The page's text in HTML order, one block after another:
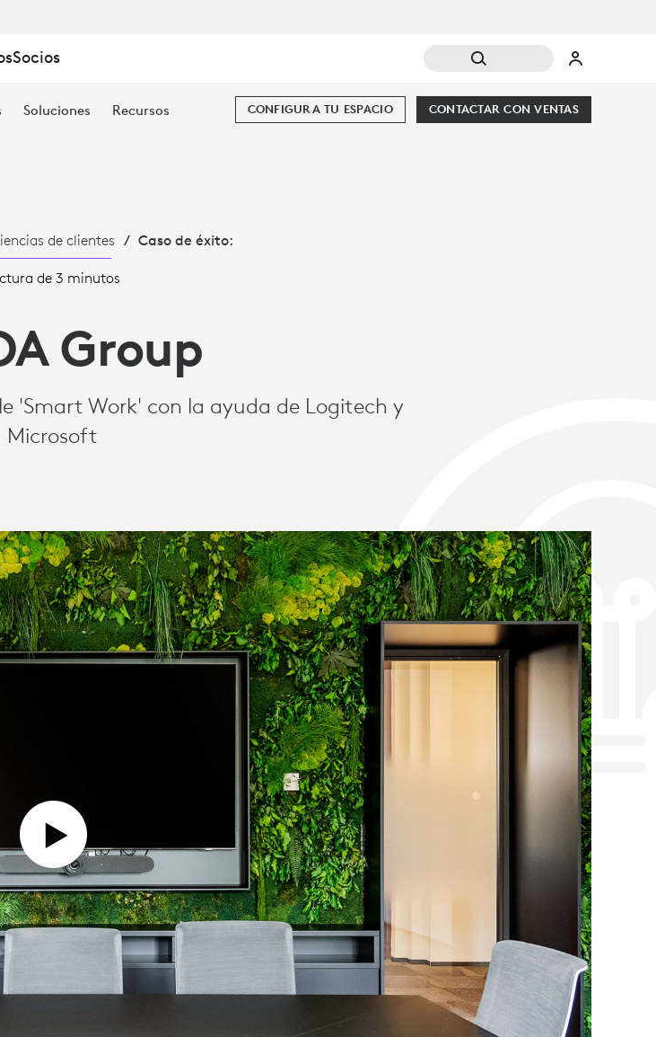
Socios
Soluciones Recursos CONTACTAR CON VENTAS
CONFIGURA TU ESPACIO
de clientes Caso de éxito:
de 3 minutos
Group
'Smart Work' con la ayuda de Logitech y
Microsoft